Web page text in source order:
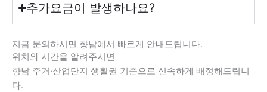
추가요금이 발생하나요?
지금 문의하시면 향남에서 빠르게 안내드립니다.
위치와 시간을 알려주시면
향남 주거·산업단지 생활권 기준으로 신속하게 배정해드립니
다.